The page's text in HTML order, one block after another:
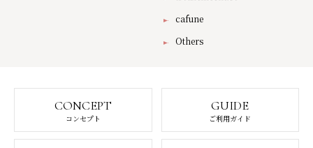
cafune
Others
CONCEPT
コンセプト
GUIDE
ご利用ガイド